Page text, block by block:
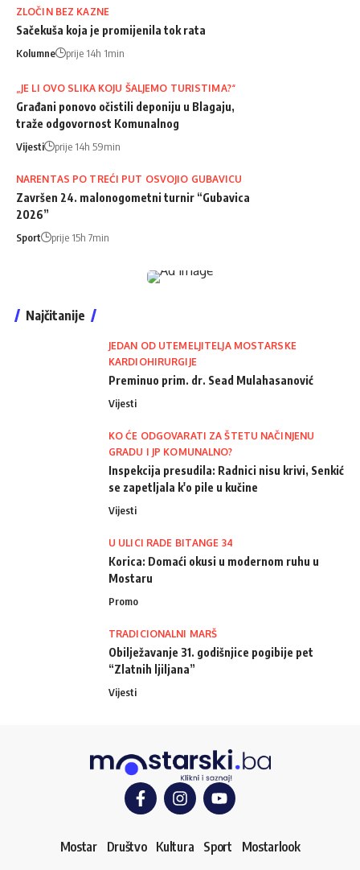
ZLOČIN BEZ KAZNE
Sačekuša koja je promijenila tok rata
Kolumne prije 14h 1min
„JE LI OVO SLIKA KOJU ŠALJEMO TURISTIMA?“
Građani ponovo očistili deponiju u Blagaju,
traže odgovornost Komunalnog
Vijesti prije 14h 59min
NARENTAS PO TREĆI PUT OSVOJIO GUBAVICU
Završen 24. malonogometni turnir “Gubavica
2026”
Sport prije 15h 7min
Najčitanije
JEDAN OD UTEMELJITELJA MOSTARSKE
KARDIOHIRURGIJE
Preminuo prim. dr. Sead Mulahasanović
Vijesti
KO ĆE ODGOVARATI ZA ŠTETU NAČINJENU
GRADU I JP KOMUNALNO?
Inspekcija presudila: Radnici nisu krivi, Senkić
se zapetljala k'o pile u kučine
Vijesti
U ULICI RADE BITANGE 34
Korica: Domaći okusi u modernom ruhu u
Mostaru
Promo
TRADICIONALNI MARŠ
Obilježavanje 31. godišnjice pogibije pet
“Zlatnih ljiljana”
Vijesti
Mostar Društvo Kultura Sport Mostarlook